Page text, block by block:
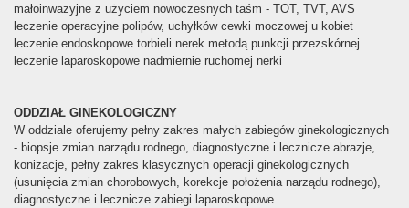
małoinwazyjne z użyciem nowoczesnych taśm - TOT, TVT, AVS
leczenie operacyjne polipów, uchyłków cewki moczowej u kobiet
leczenie endoskopowe torbieli nerek metodą punkcji przezskórnej
leczenie laparoskopowe nadmiernie ruchomej nerki
ODDZIAŁ GINEKOLOGICZNY
W oddziale oferujemy pełny zakres małych zabiegów ginekologicznych
- biopsje zmian narządu rodnego, diagnostyczne i lecznicze abrazje,
konizacje, pełny zakres klasycznych operacji ginekologicznych
(usunięcia zmian chorobowych, korekcje położenia narządu rodnego),
diagnostyczne i lecznicze zabiegi laparoskopowe.